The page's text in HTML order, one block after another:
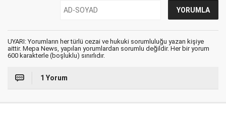
UYARI: Yorumların her türlü cezai ve hukuki sorumluluğu yazan kişiye
aittir. Mepa News, yapılan yorumlardan sorumlu değildir. Her bir yorum
600 karakterle (boşluklu) sınırlıdır.
1 Yorum